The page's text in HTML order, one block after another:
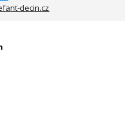
decin.cz